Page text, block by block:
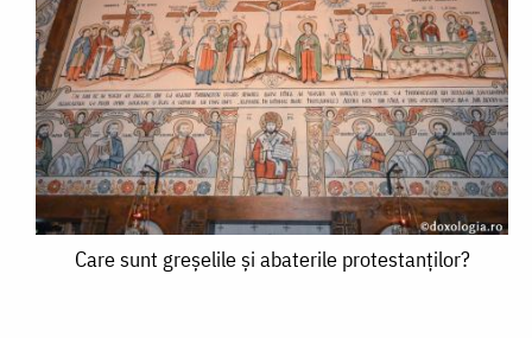
CareCare sunt greșelile și abaterile protestanților?